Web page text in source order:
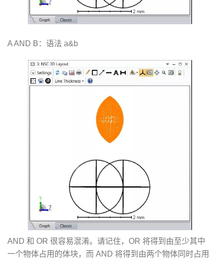
A AND B：语法 a&b
AND 和 OR 很容易混淆。请记住，OR 将得到由至少其中
一个物体占用的体块，而 AND 将得到由两个物体同时占用